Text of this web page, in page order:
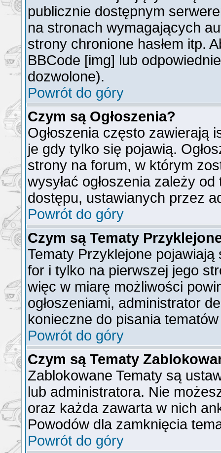
publicznie dostępnym
na stronach wymagających
strony chronione hasłem itp.
BBCode [img] lub
dozwolone).
Powrót do góry
Czym są Ogłoszenia?
Ogłoszenia często zawierają
je gdy tylko się pojawią.
strony na forum, w którym
wysyłać ogłoszenia zależy
dostępu, ustawianych przez
Powrót do góry
Czym są Tematy
Tematy Przyklejone pojawiają
for i tylko na pierwszej jego
więc w miarę możliwości
ogłoszeniami, administrator
konieczne do pisania
Powrót do góry
Czym są Tematy
Zablokowane Tematy są
lub administratora. Nie
oraz każda zawarta w nich
Powodów dla zamknięcia
Powrót do góry